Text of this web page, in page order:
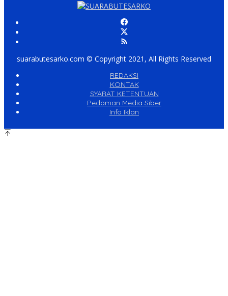
suarabutesarko.com © Copyright 2021, All Rights Reserved
REDAKSI
KONTAK
SYARAT KETENTUAN
Pedoman Media Siber
Info Iklan